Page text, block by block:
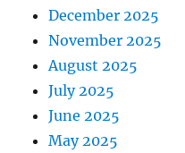
December 2025
November 2025
August 2025
July 2025
June 2025
May 2025